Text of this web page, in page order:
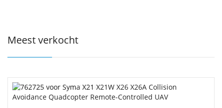
Meest verkocht